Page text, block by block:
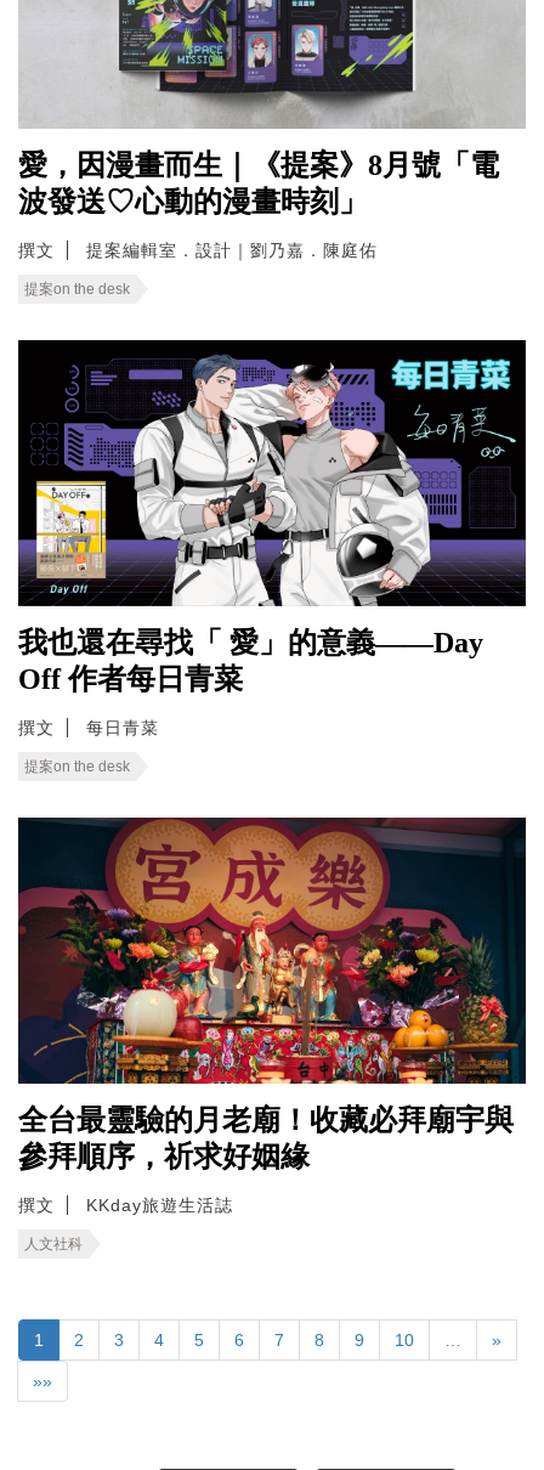
愛，因漫畫而生｜《提案》8月號「電
波發送♡心動的漫畫時刻」
撰文 提案編輯室．設計｜劉乃嘉．陳庭佑
提案on the desk
我也還在尋找「 愛」的意義——Day
Off 作者每日青菜
撰文 每日青菜
提案on the desk
全台最靈驗的月老廟！收藏必拜廟宇與
參拜順序，祈求好姻緣
撰文 KKday旅遊生活誌
人文社科
1 2 3 4 5 6 7 8 9 10 »
»»